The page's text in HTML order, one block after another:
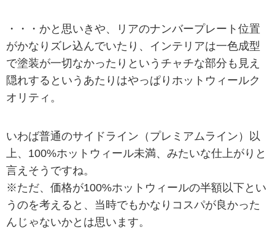
・・・かと思いきや、リアのナンバープレート位置
がかなりズレ込んでいたり、インテリアは一色成型
で塗装が一切なかったりというチャチな部分も見え
隠れするというあたりはやっぱりホットウィールク
オリティ。
いわば普通のサイドライン（プレミアムライン）以
上、100%ホットウィール未満、みたいな仕上がりと
言えそうですね。
※ただ、価格が100%ホットウィールの半額以下とい
うのを考えると、当時でもかなりコスパが良かった
んじゃないかとは思います。